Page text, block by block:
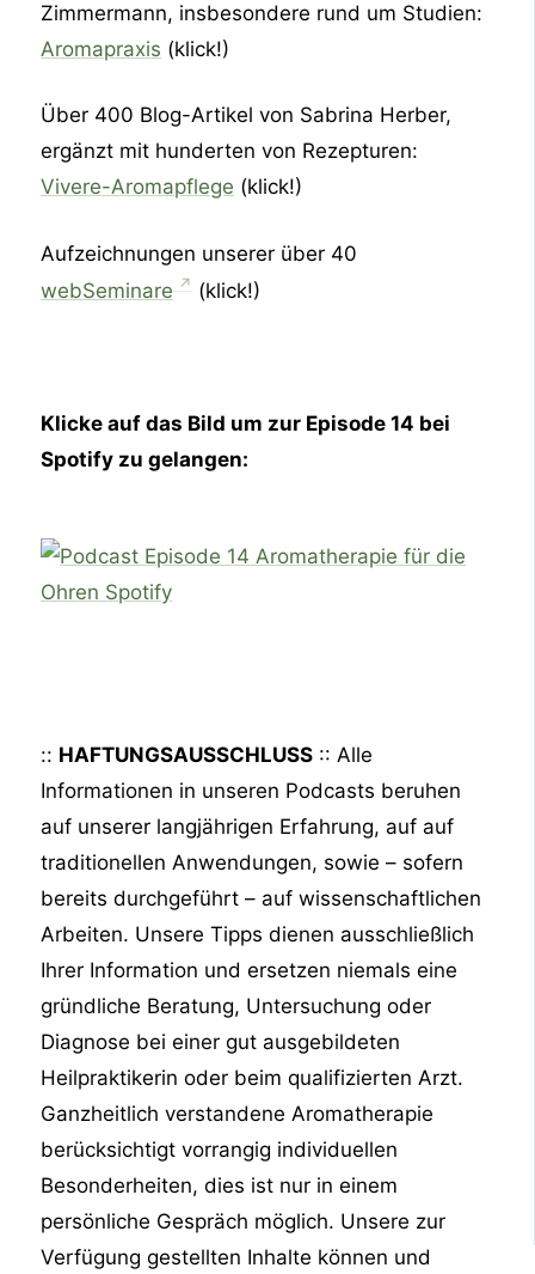
Zimmermann, insbesondere rund um Studien:
Aromapraxis (klick!)
Über 400 Blog-Artikel von Sabrina Herber,
ergänzt mit hunderten von Rezepturen:
Vivere-Aromapflege (klick!)
Aufzeichnungen unserer über 40
webSeminare
(klick!)
Klicke auf das Bild um zur Episode 14 bei
Spotify zu gelangen:
:: HAFTUNGSAUSSCHLUSS :: Alle
Informationen in unseren Podcasts beruhen
auf unserer langjährigen Erfahrung, auf auf
traditionellen Anwendungen, sowie – sofern
bereits durchgeführt – auf wissenschaftlichen
Arbeiten. Unsere Tipps dienen ausschließlich
Ihrer Information und ersetzen niemals eine
gründliche Beratung, Untersuchung oder
Diagnose bei einer gut ausgebildeten
Heilpraktikerin oder beim qualifizierten Arzt.
Ganzheitlich verstandene Aromatherapie
berücksichtigt vorrangig individuellen
Besonderheiten, dies ist nur in einem
persönliche Gespräch möglich. Unsere zur
Verfügung gestellten Inhalte können und